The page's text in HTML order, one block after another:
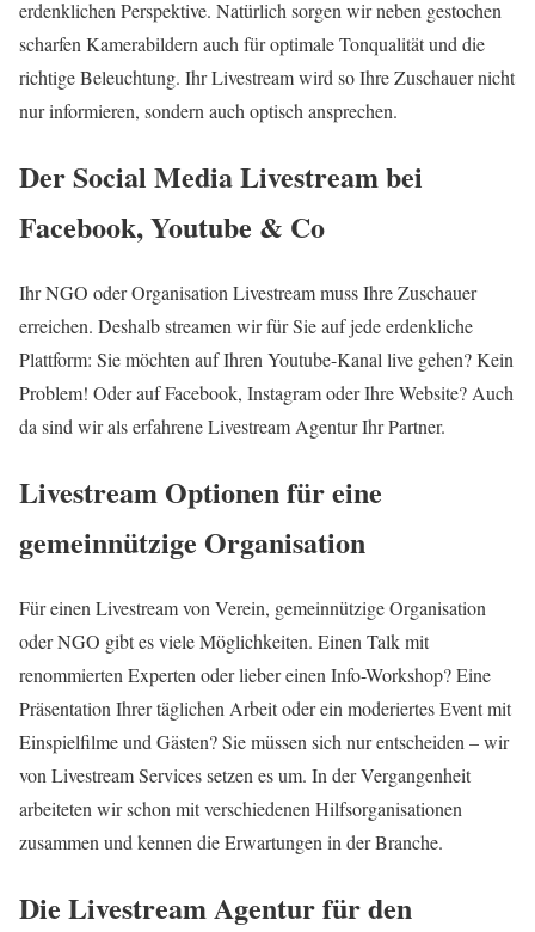
erdenklichen Perspektive. Natürlich sorgen wir neben gestochen
scharfen Kamerabildern auch für optimale Tonqualität und die
richtige Beleuchtung. Ihr Livestream wird so Ihre Zuschauer nicht
nur informieren, sondern auch optisch ansprechen.
Der Social Media Livestream bei
Facebook, Youtube & Co
Ihr NGO oder Organisation Livestream muss Ihre Zuschauer
erreichen. Deshalb streamen wir für Sie auf jede erdenkliche
Plattform: Sie möchten auf Ihren Youtube-Kanal live gehen? Kein
Problem! Oder auf Facebook, Instagram oder Ihre Website? Auch
da sind wir als erfahrene Livestream Agentur Ihr Partner.
Livestream Optionen für eine
gemeinnützige Organisation
Für einen Livestream von Verein, gemeinnützige Organisation
oder NGO gibt es viele Möglichkeiten. Einen Talk mit
renommierten Experten oder lieber einen Info-Workshop? Eine
Präsentation Ihrer täglichen Arbeit oder ein moderiertes Event mit
Einspielfilme und Gästen? Sie müssen sich nur entscheiden – wir
von Livestream Services setzen es um. In der Vergangenheit
arbeiteten wir schon mit verschiedenen Hilfsorganisationen
zusammen und kennen die Erwartungen in der Branche.
Die Livestream Agentur für den